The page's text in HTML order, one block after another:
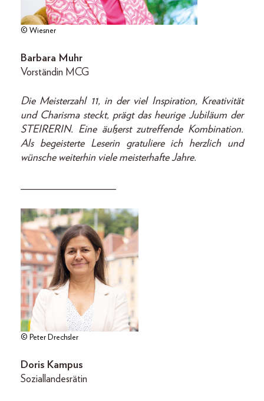
© Wiesner
Barbara Muhr
Vorständin MCG
Die Meisterzahl 11, in der viel Inspiration, Kreativität
und Charisma steckt, prägt das heurige Jubiläum der
STEIRERIN. Eine äußerst zutreffende Kombination.
Als begeisterte Leserin gratuliere ich herzlich und
wünsche weiterhin viele meisterhafte Jahre.
__________________
© Peter Drechsler
Doris Kampus
Soziallandesrätin